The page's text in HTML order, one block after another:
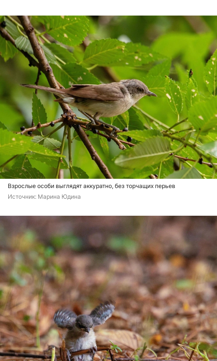
Взрослые особи выглядят аккуратно, без торчащих перьев
Источник: Марина Юдина